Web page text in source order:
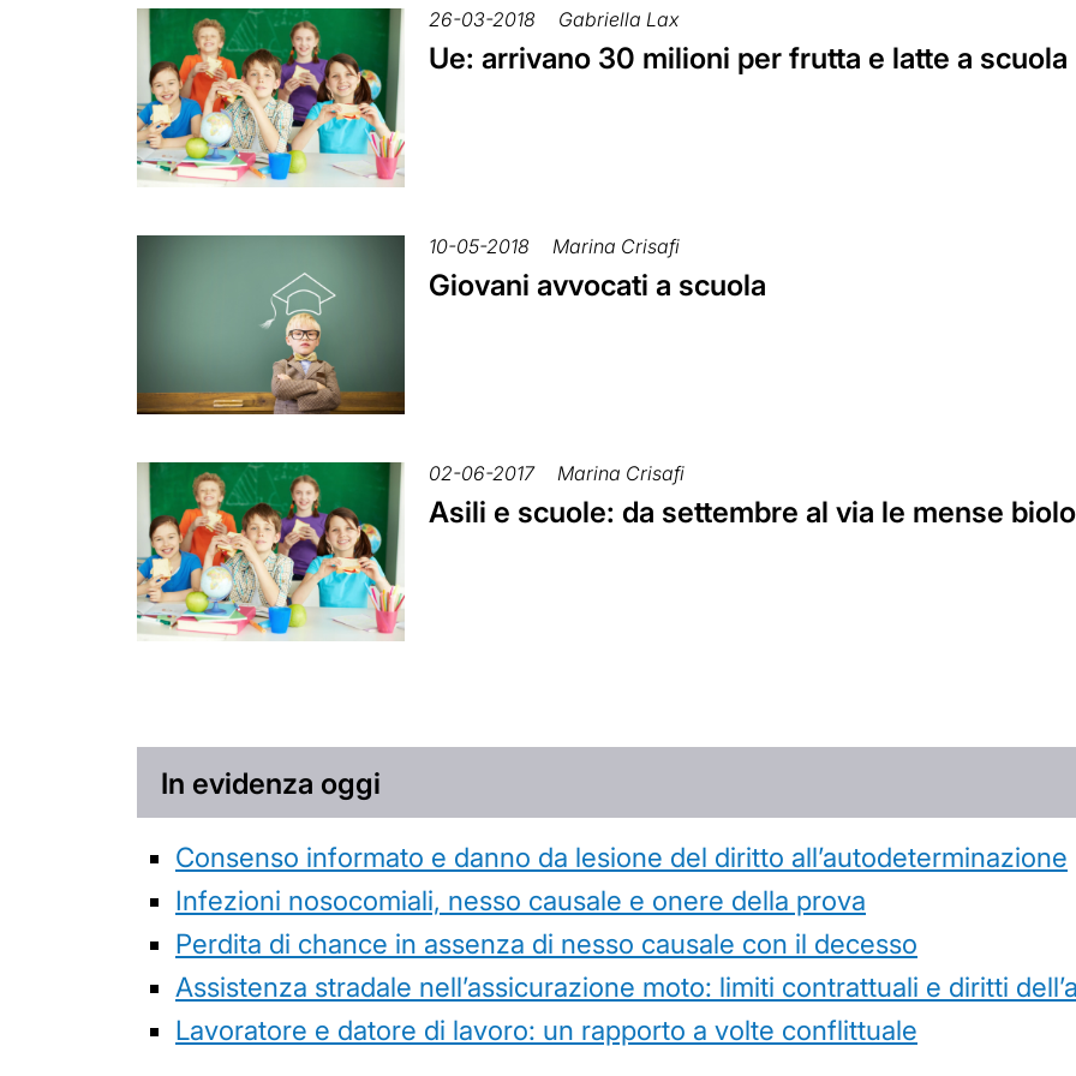
26-03-2018 Gabriella Lax
Ue: arrivano 30 milioni per frutta e latte a scuola
10-05-2018 Marina Crisafi
Giovani avvocati a scuola
02-06-2017 Marina Crisafi
Asili e scuole: da settembre al via le mense
In evidenza oggi
Consenso informato e danno da lesione del diritto all’autodeterminazione
Infezioni nosocomiali, nesso causale e onere della prova
Perdita di chance in assenza di nesso causale con il decesso
Assistenza stradale nell’assicurazione moto: limiti contrattuali e diritti
Lavoratore e datore di lavoro: un rapporto a volte conflittuale